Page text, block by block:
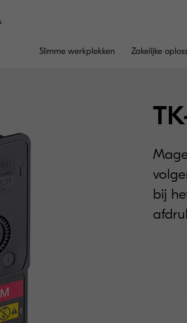
Slimme werkplekken Zakelijke
bij